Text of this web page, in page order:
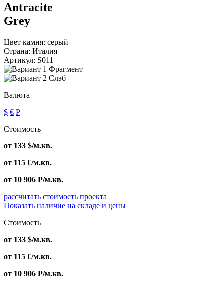
Antracite
Grey
Цвет камня: серый
Страна: Италия
Артикул: S011
Фрагмент
Слэб
Валюта
$ € Р
Стоимость
от 133 $/м.кв.
от 115 €/м.кв.
от 10 906 Р/м.кв.
рассчитать стоимость проекта
Показать наличие на складе и цены
Стоимость
от 133 $/м.кв.
от 115 €/м.кв.
от 10 906 Р/м.кв.